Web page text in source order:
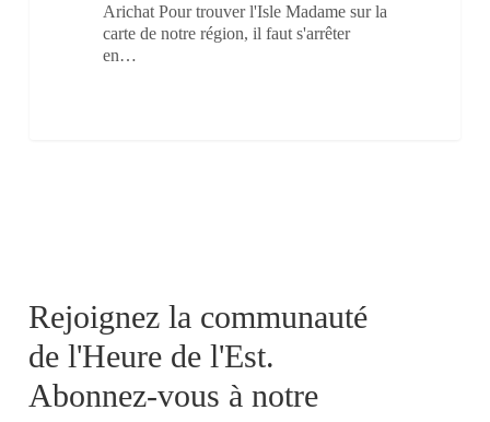
Arichat Pour trouver l'Isle Madame sur la
carte de notre région, il faut s'arrêter
en…
Rejoignez la communauté
de l'Heure de l'Est.
Abonnez-vous à notre